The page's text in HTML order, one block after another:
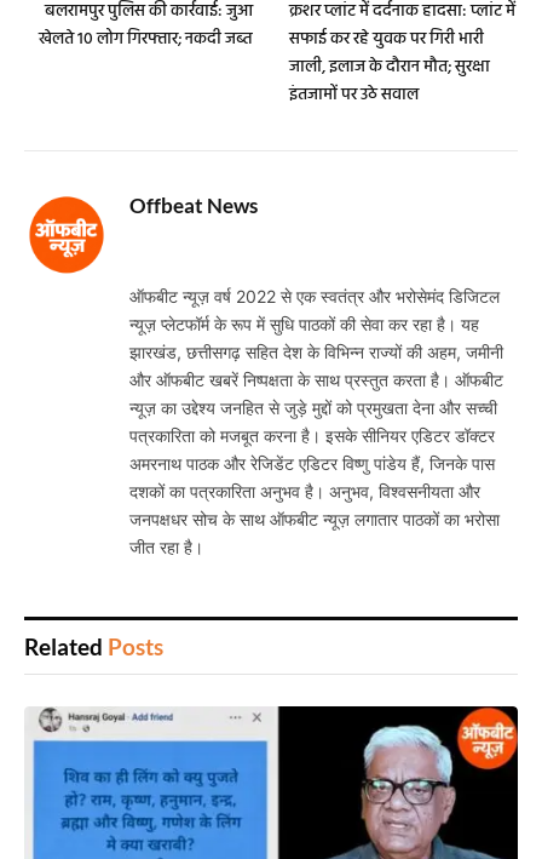
बलरामपुर पुलिस की कार्रवाई: जुआ
खेलते 10 लोग गिरफ्तार; नकदी जब्त
क्रशर प्लांट में दर्दनाक हादसा: प्लांट में
सफाई कर रहे युवक पर गिरी भारी
जाली, इलाज के दौरान मौत; सुरक्षा
इंतजामों पर उठे सवाल
Offbeat News
ऑफबीट न्यूज़ वर्ष 2022 से एक स्वतंत्र और भरोसेमंद डिजिटल
न्यूज़ प्लेटफॉर्म के रूप में सुधि पाठकों की सेवा कर रहा है। यह
झारखंड, छत्तीसगढ़ सहित देश के विभिन्न राज्यों की अहम, जमीनी
और ऑफबीट खबरें निष्पक्षता के साथ प्रस्तुत करता है। ऑफबीट
न्यूज़ का उद्देश्य जनहित से जुड़े मुद्दों को प्रमुखता देना और सच्ची
पत्रकारिता को मजबूत करना है। इसके सीनियर एडिटर डॉक्टर
अमरनाथ पाठक और रेजिडेंट एडिटर विष्णु पांडेय हैं, जिनके पास
दशकों का पत्रकारिता अनुभव है। अनुभव, विश्वसनीयता और
जनपक्षधर सोच के साथ ऑफबीट न्यूज़ लगातार पाठकों का भरोसा
जीत रहा है।
Related Posts